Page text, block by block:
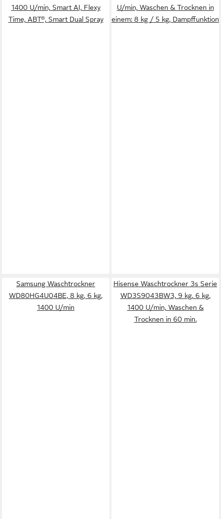
1400 U/min, Smart AI, Flexy
Time, ABT®, Smart Dual Spray
U/min, Waschen & Trocknen in
einem: 8 kg / 5 kg, Dampffunktion
Samsung Waschtrockner
WD80HG4U04BE, 8 kg, 6 kg,
1400 U/min
Hisense Waschtrockner 3s Serie
WD3S9043BW3, 9 kg, 6 kg,
1400 U/min, Waschen &
Trocknen in 60 min.